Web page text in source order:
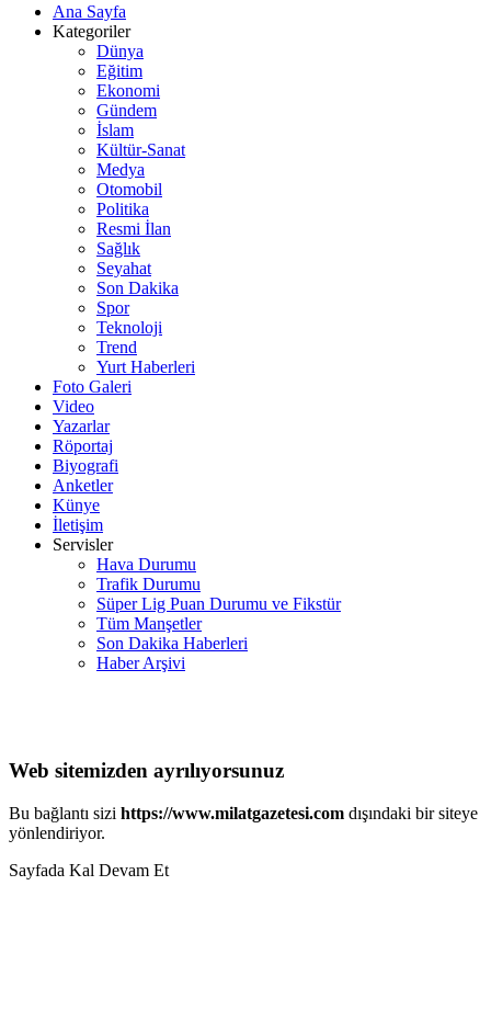
Ana Sayfa
Kategoriler
Dünya
Eğitim
Ekonomi
Gündem
İslam
Kültür-Sanat
Medya
Otomobil
Politika
Resmi İlan
Sağlık
Seyahat
Son Dakika
Spor
Teknoloji
Trend
Yurt Haberleri
Foto Galeri
Video
Yazarlar
Röportaj
Biyografi
Anketler
Künye
İletişim
Servisler
Hava Durumu
Trafik Durumu
Süper Lig Puan Durumu ve Fikstür
Tüm Manşetler
Son Dakika Haberleri
Haber Arşivi
Web sitemizden ayrılıyorsunuz
Bu bağlantı sizi https://www.milatgazetesi.com dışındaki bir siteye
yönlendiriyor.
Sayfada Kal Devam Et